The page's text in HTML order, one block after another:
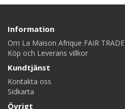
Information
Om La Maison Afrique FAIR TRADE
Köp och Leverans villkor
Kundtjänst
Kontakta oss
Sidkarta
Övrigt